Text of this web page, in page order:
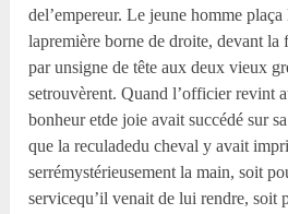
del’empereur. Le jeune homme
lapremière borne de droite, devant la
par unsigne de tête aux deux vieux
setrouvèrent. Quand l’officier revint
bonheur etde joie avait succédé sur
que la reculadedu cheval y avait
serrémystérieusement la main, soit
servicequ’il venait de lui rendre, soit